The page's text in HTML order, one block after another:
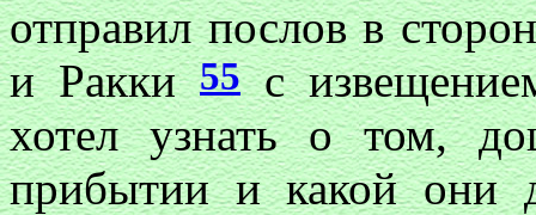
отправил послов в
и Ракки55с
хотел узнать о том,
прибытии и какой они